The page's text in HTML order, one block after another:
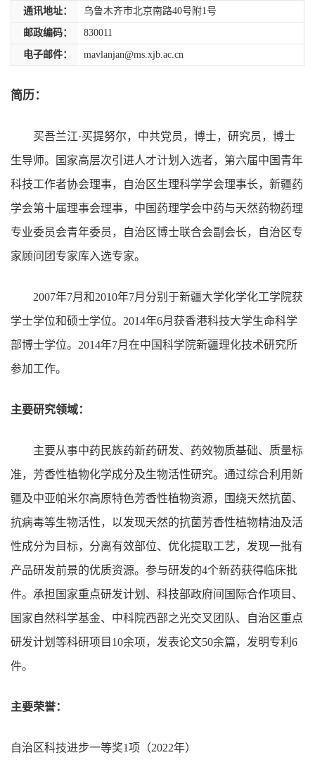
通讯地址： 乌鲁木齐市北京南路40号附1号
邮政编码： 830011
电子邮件： mavlanjan@ms.xjb.ac.cn
简历：
买吾兰江·买提努尔，中共党员，博士，研究员，博士
生导师。国家高层次引进人才计划入选者，第六届中国青年
科技工作者协会理事，自治区生理科学学会理事长，新疆药
学会第十届理事会理事，中国药理学会中药与天然药物药理
专业委员会青年委员，自治区博士联合会副会长，自治区专
家顾问团专家库入选专家。
2007年7月和2010年7月分别于新疆大学化学化工学院获
学士学位和硕士学位。2014年6月获香港科技大学生命科学
部博士学位。2014年7月在中国科学院新疆理化技术研究所
参加工作。
主要研究领域：
主要从事中药民族药新药研发、药效物质基础、质量标
准，芳香性植物化学成分及生物活性研究。通过综合利用新
疆及中亚帕米尔高原特色芳香性植物资源，围绕天然抗菌、
抗病毒等生物活性，以发现天然的抗菌芳香性植物精油及活
性成分为目标，分离有效部位、优化提取工艺，发现一批有
产品研发前景的优质资源。参与研发的4个新药获得临床批
件。承担国家重点研发计划、科技部政府间国际合作项目、
国家自然科学基金、中科院西部之光交叉团队、自治区重点
研发计划等科研项目10余项，发表论文50余篇，发明专利6
件。
主要荣誉：
自治区科技进步一等奖1项（2022年）